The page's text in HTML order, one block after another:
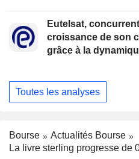
Eutelsat,
croissance de son
grâce à la
Toutes les analyses
Bourse
Actualités Bourse
La livre sterling progresse de